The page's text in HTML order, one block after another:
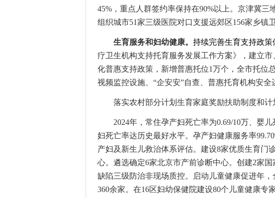
45%，重点人群签约率保持在90%以上。京津冀三
组织城市51家三级医院对口支援远郊区156家乡镇
生育服务和妇幼健康。 持续完善生育支持政
疗卫生机构支持托育服务发展工作方案》，建立市
化普惠支持政策， 新增普惠托位1万个， 全市托位
视频监控设施、 “企安安”自查、普惠托育机构安全
落实农村部分计划生育家庭奖励扶助制度和
2024年， 常住孕产妇死亡率为0.69/10万、婴
妇死亡率达历史最好水平。 孕产妇健康服务率99.70
产妇及新生儿救治体系评估。 建设8家优质生育门
心。遴选确定6家北京市产前诊断中心。 创建2家国
缺陷三级防治非现场质控。
启动儿童健康促进年，
360余家。在16区妇幼保健院建设80个儿童健康专